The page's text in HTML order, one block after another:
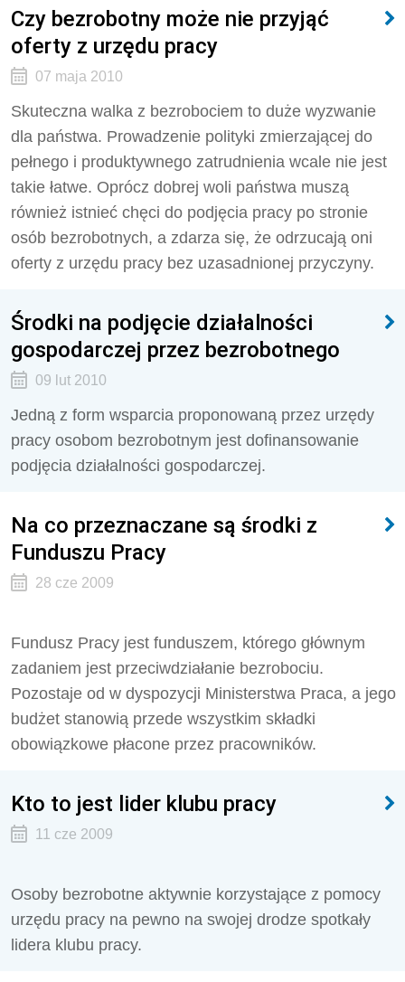
Czy bezrobotny może nie przyjąć
oferty z urzędu pracy
07 maja 2010
Skuteczna walka z bezrobociem to duże wyzwanie
dla państwa. Prowadzenie polityki zmierzającej do
pełnego i produktywnego zatrudnienia wcale nie jest
takie łatwe. Oprócz dobrej woli państwa muszą
również istnieć chęci do podjęcia pracy po stronie
osób bezrobotnych, a zdarza się, że odrzucają oni
oferty z urzędu pracy bez uzasadnionej przyczyny.
Środki na podjęcie działalności
gospodarczej przez bezrobotnego
09 lut 2010
Jedną z form wsparcia proponowaną przez urzędy
pracy osobom bezrobotnym jest dofinansowanie
podjęcia działalności gospodarczej.
Na co przeznaczane są środki z
Funduszu Pracy
28 cze 2009
Fundusz Pracy jest funduszem, którego głównym
zadaniem jest przeciwdziałanie bezrobociu.
Pozostaje od w dyspozycji Ministerstwa Praca, a jego
budżet stanowią przede wszystkim składki
obowiązkowe płacone przez pracowników.
Kto to jest lider klubu pracy
11 cze 2009
Osoby bezrobotne aktywnie korzystające z pomocy
urzędu pracy na pewno na swojej drodze spotkały
lidera klubu pracy.